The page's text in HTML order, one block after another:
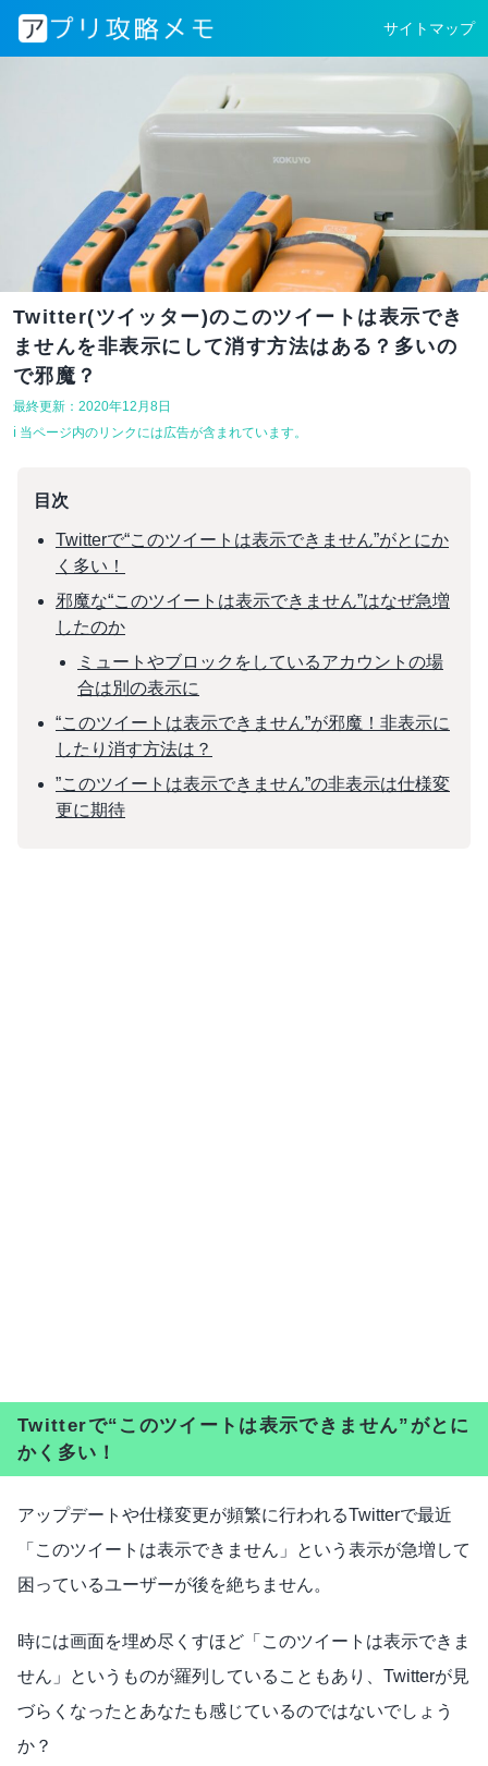
サイトマップ
Twitter(ツイッター)のこのツイートは表示でき
ませんを非表示にして消す方法はある？多いの
で邪魔？
最終更新：2020年12月8日
ℹ︎ 当ページ内のリンクには広告が含まれています。
目次
Twitterで“このツイートは表示できません”がとにか
く多い！
邪魔な“このツイートは表示できません”はなぜ急増
したのか
ミュートやブロックをしているアカウントの場
合は別の表示に
“このツイートは表示できません”が邪魔！非表示に
したり消す方法は？
”このツイートは表示できません”の非表示は仕様変
更に期待
Twitterで“このツイートは表示できません”がとに
かく多い！
アップデートや仕様変更が頻繁に行われるTwitterで最近
「このツイートは表示できません」という表示が急増して
困っているユーザーが後を絶ちません。
時には画面を埋め尽くすほど「このツイートは表示できま
せん」というものが羅列していることもあり、Twitterが見
づらくなったとあなたも感じているのではないでしょう
か？